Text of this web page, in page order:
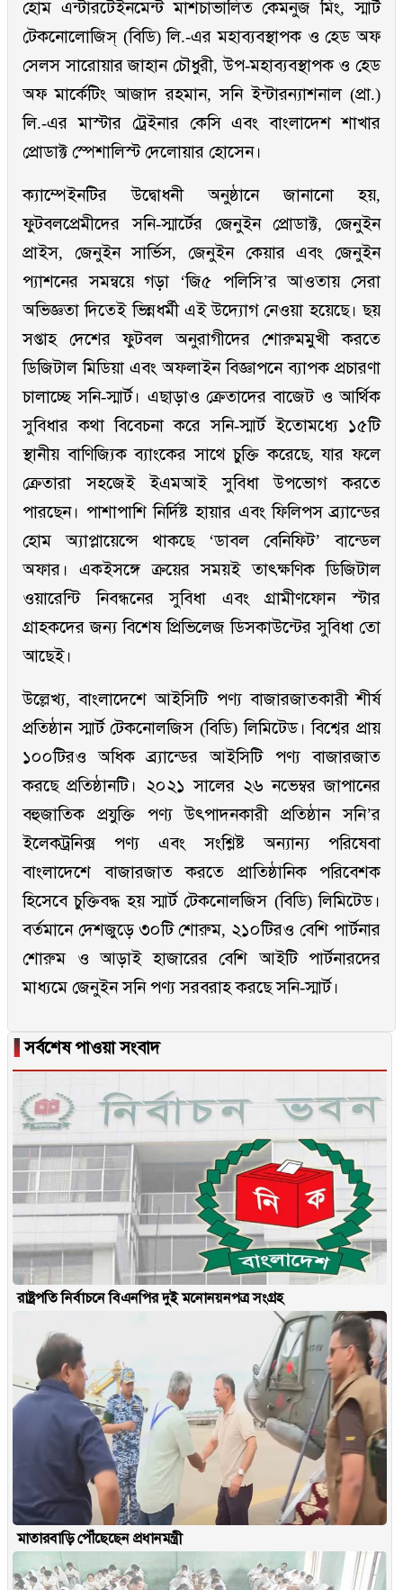
হোম এন্টারটেইনমেন্ট মাশচাভালিত কেমনুজ মিং, স্মার্ট
টেকনোলোজিস্ (বিডি) লি.-এর মহাব্যবস্থাপক ও হেড অফ
সেলস সারোয়ার জাহান চৌধুরী, উপ-মহাব্যবস্থাপক ও হেড
অফ মার্কেটিং আজাদ রহমান, সনি ইন্টারন্যাশনাল (প্রা.)
লি.-এর মাস্টার ট্রেইনার কেসি এবং বাংলাদেশ শাখার
প্রোডাক্ট স্পেশালিস্ট দেলোয়ার হোসেন।
ক্যাম্পেইনটির উদ্বোধনী অনুষ্ঠানে জানানো হয়,
ফুটবলপ্রেমীদের সনি-স্মার্টের জেনুইন প্রোডাক্ট, জেনুইন
প্রাইস, জেনুইন সার্ভিস, জেনুইন কেয়ার এবং জেনুইন
প্যাশনের সমন্বয়ে গড়া ‘জি৫ পলিসি’র আওতায় সেরা
অভিজ্ঞতা দিতেই ভিন্নধর্মী এই উদ্যোগ নেওয়া হয়েছে। ছয়
সপ্তাহ দেশের ফুটবল অনুরাগীদের শোরুমমুখী করতে
ডিজিটাল মিডিয়া এবং অফলাইন বিজ্ঞাপনে ব্যাপক প্রচারণা
চালাচ্ছে সনি-স্মার্ট। এছাড়াও ক্রেতাদের বাজেট ও আর্থিক
সুবিধার কথা বিবেচনা করে সনি-স্মার্ট ইতোমধ্যে ১৫টি
স্থানীয় বাণিজ্যিক ব্যাংকের সাথে চুক্তি করেছে, যার ফলে
ক্রেতারা সহজেই ইএমআই সুবিধা উপভোগ করতে
পারছেন। পাশাপাশি নির্দিষ্ট হায়ার এবং ফিলিপস ব্র্যান্ডের
হোম অ্যাপ্লায়েন্সে থাকছে ‘ডাবল বেনিফিট’ বান্ডেল
অফার। একইসঙ্গে ক্রয়ের সময়ই তাৎক্ষণিক ডিজিটাল
ওয়ারেন্টি নিবন্ধনের সুবিধা এবং গ্রামীণফোন স্টার
গ্রাহকদের জন্য বিশেষ প্রিভিলেজ ডিসকাউন্টের সুবিধা তো
আছেই।
উল্লেখ্য, বাংলাদেশে আইসিটি পণ্য বাজারজাতকারী শীর্ষ
প্রতিষ্ঠান স্মার্ট টেকনোলজিস (বিডি) লিমিটেড। বিশ্বের প্রায়
১০০টিরও অধিক ব্র্যান্ডের আইসিটি পণ্য বাজারজাত
করছে প্রতিষ্ঠানটি। ২০২১ সালের ২৬ নভেম্বর জাপানের
বহুজাতিক প্রযুক্তি পণ্য উৎপাদনকারী প্রতিষ্ঠান সনি’র
ইলেকট্রনিক্স পণ্য এবং সংশ্লিষ্ট অন্যান্য পরিষেবা
বাংলাদেশে বাজারজাত করতে প্রাতিষ্ঠানিক পরিবেশক
হিসেবে চুক্তিবদ্ধ হয় স্মার্ট টেকনোলজিস (বিডি) লিমিটেড।
বর্তমানে দেশজুড়ে ৩০টি শোরুম, ২১০টিরও বেশি পার্টনার
শোরুম ও আড়াই হাজারের বেশি আইটি পার্টনারদের
মাধ্যমে জেনুইন সনি পণ্য সরবরাহ করছে সনি-স্মার্ট।
▐সর্বশেষ পাওয়া সংবাদ
রাষ্ট্রপতি নির্বাচনে বিএনপির দুই মনোনয়নপত্র সংগ্রহ
মাতারবাড়ি পৌঁছেছেন প্রধানমন্ত্রী